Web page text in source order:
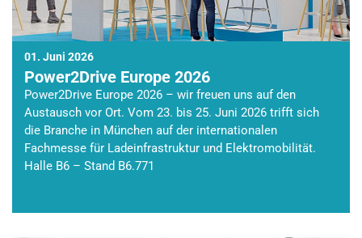
01. Juni 2026
Power2Drive Europe 2026
Power2Drive Europe 2026 – wir freuen uns auf den
Austausch vor Ort. Vom 23. bis 25. Juni 2026 trifft sich
die Branche in München auf der internationalen
Fachmesse für Ladeinfrastruktur und Elektromobilität.
Halle B6 – Stand B6.771